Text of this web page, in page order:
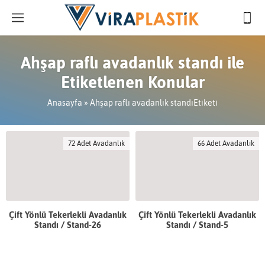
Ahşap raflı avadanlık standı ile
Etiketlenen Konular
Anasayfa » Ahşap raflı avadanlık standıEtiketi
72 Adet Avadanlık
Çift Yönlü Tekerlekli Avadanlık
Standı / Stand-26
66 Adet Avadanlık
Çift Yönlü Tekerlekli Avadanlık
Standı / Stand-5